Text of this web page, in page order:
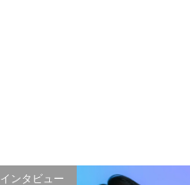
インタビュー